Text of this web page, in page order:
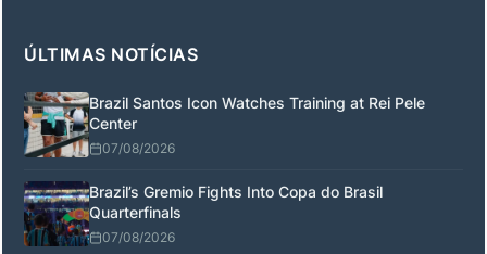
ÚLTIMAS NOTÍCIAS
Brazil Santos Icon Watches Training at Rei Pele
Center
07/08/2026
Brazil’s Gremio Fights Into Copa do Brasil
Quarterfinals
07/08/2026